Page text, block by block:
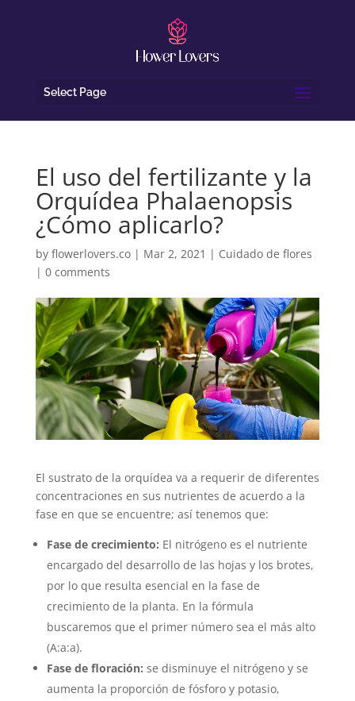
Select Page
El uso del fertilizante y la
Orquídea Phalaenopsis
¿Cómo aplicarlo?
by flowerlovers.co| Mar 2, 2021 | Cuidado de flores
| 0 comments
El sustrato de la orquídea va a requerir de diferentes
concentraciones en sus nutrientes de acuerdo a la
fase en que se encuentre; así tenemos que:
Fase de crecimiento: El nitrógeno es el nutriente
encargado del desarrollo de las hojas y los brotes,
por lo que resulta esencial en la fase de
crecimiento de la planta. En la fórmula
buscaremos que el primer número sea el más alto
(A:a:a).
Fase de floración: se disminuye el nitrógeno y se
aumenta la proporción de fósforo y potasio,